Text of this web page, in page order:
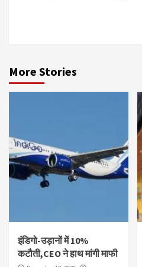
More Stories
इंडिगो-उड़ानों में 10%
कटौती,CEO ने हाथ मांगी माफी